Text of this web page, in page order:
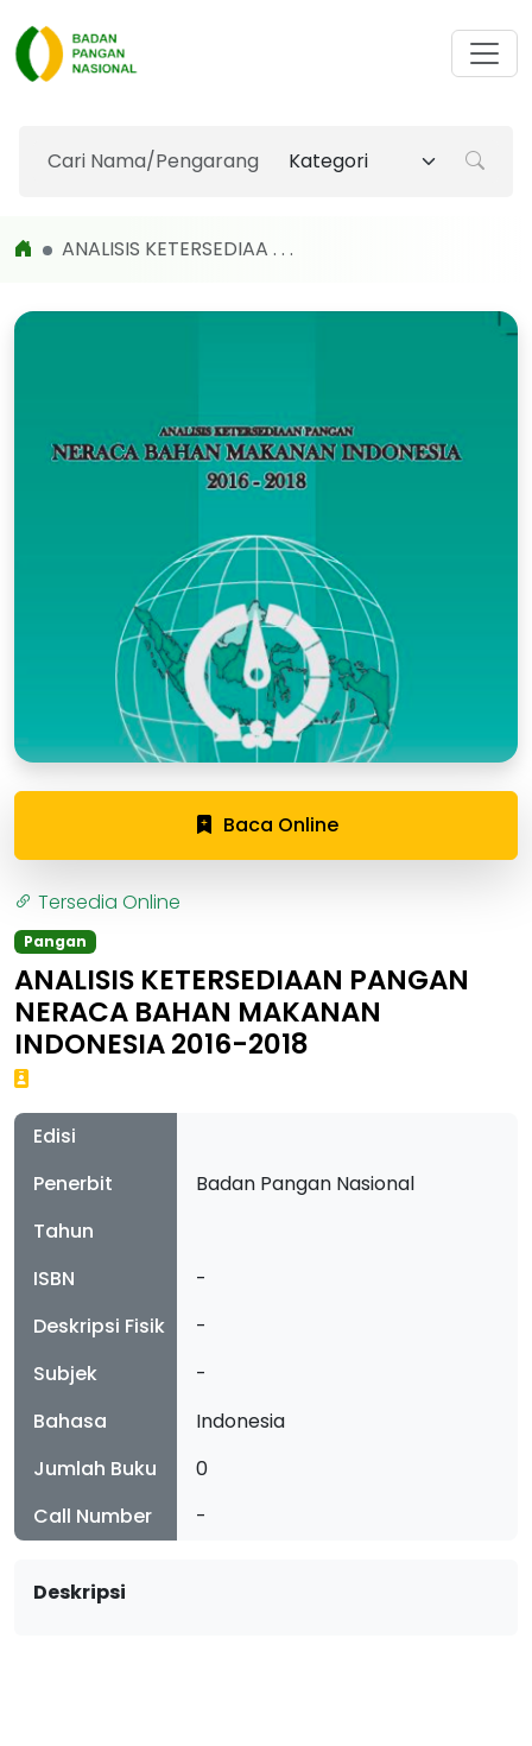
ANALISIS KETERSEDIAA . . .
Baca Online
Tersedia Online
Pangan
ANALISIS KETERSEDIAAN PANGAN
NERACA BAHAN MAKANAN
INDONESIA 2016-2018
Edisi
Penerbit
Badan Pangan Nasional
Tahun
ISBN
-
Deskripsi Fisik
-
Subjek
-
Bahasa
Indonesia
Jumlah Buku
0
Call Number
-
Deskripsi